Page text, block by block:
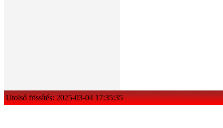
Utolsó frissítés: 2025-03-04 17:35:35